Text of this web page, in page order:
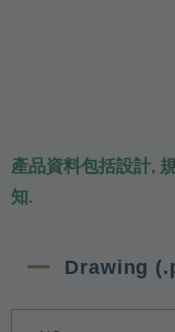
產品資料包括設計,
知.
Drawing